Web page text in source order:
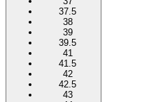
37.5
38
39
39.5
41
41.5
42
42.5
43